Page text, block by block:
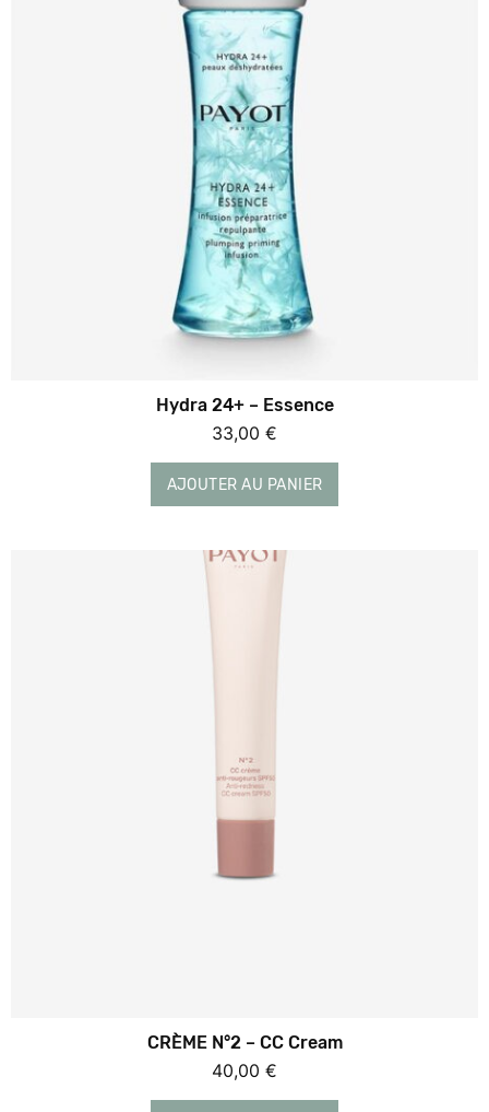
Hydra 24+ – Essence
33,00 €
AJOUTER AU PANIER
CRÈME N°2 – CC Cream
40,00 €